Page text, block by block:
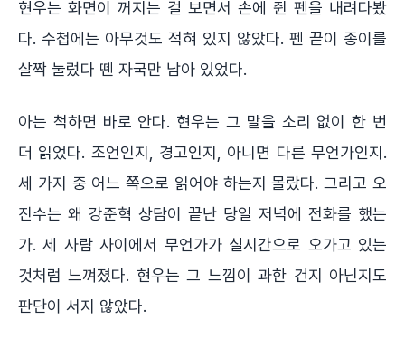
현우는 화면이 꺼지는 걸 보면서 손에 쥔 펜을 내려다봤
다. 수첩에는 아무것도 적혀 있지 않았다. 펜 끝이 종이를
살짝 눌렀다 뗀 자국만 남아 있었다.
아는 척하면 바로 안다. 현우는 그 말을 소리 없이 한 번
더 읽었다. 조언인지, 경고인지, 아니면 다른 무언가인지.
세 가지 중 어느 쪽으로 읽어야 하는지 몰랐다. 그리고 오
진수는 왜 강준혁 상담이 끝난 당일 저녁에 전화를 했는
가. 세 사람 사이에서 무언가가 실시간으로 오가고 있는
것처럼 느껴졌다. 현우는 그 느낌이 과한 건지 아닌지도
판단이 서지 않았다.